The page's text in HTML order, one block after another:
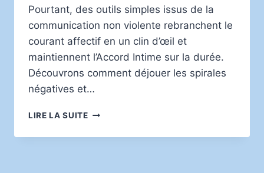
Pourtant, des outils simples issus de la
communication non violente rebranchent le
courant affectif en un clin d’œil et
maintiennent l’Accord Intime sur la durée.
Découvrons comment déjouer les spirales
négatives et…
LIRE LA SUITEDÉSAMORCER
DISPUTES